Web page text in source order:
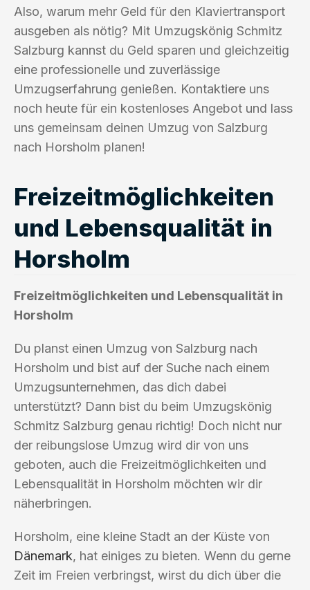
Also, warum mehr Geld für den Klaviertransport
ausgeben als nötig? Mit Umzugskönig Schmitz
Salzburg kannst du Geld sparen und gleichzeitig
eine professionelle und zuverlässige
Umzugserfahrung genießen. Kontaktiere uns
noch heute für ein kostenloses Angebot und lass
uns gemeinsam deinen Umzug von Salzburg
nach Horsholm planen!
Freizeitmöglichkeiten
und Lebensqualität in
Horsholm
Freizeitmöglichkeiten und Lebensqualität in
Horsholm
Du planst einen Umzug von Salzburg nach
Horsholm und bist auf der Suche nach einem
Umzugsunternehmen, das dich dabei
unterstützt? Dann bist du beim Umzugskönig
Schmitz Salzburg genau richtig! Doch nicht nur
der reibungslose Umzug wird dir von uns
geboten, auch die Freizeitmöglichkeiten und
Lebensqualität in Horsholm möchten wir dir
näherbringen.
Horsholm, eine kleine Stadt an der Küste von
Dänemark, hat einiges zu bieten. Wenn du gerne
Zeit im Freien verbringst, wirst du dich über die